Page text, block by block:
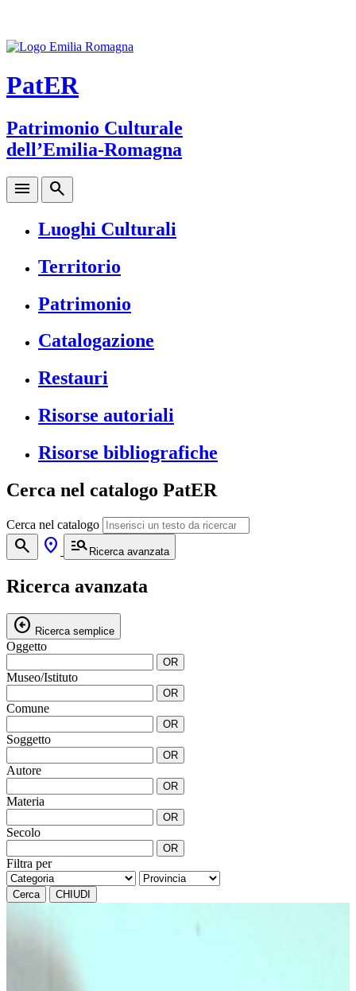
PatER
Patrimonio Culturale
dell’Emilia-Romagna
menu search
Luoghi Culturali
Territorio
Patrimonio
Catalogazione
Restauri
Risorse autoriali
Risorse bibliografiche
Cerca nel catalogo PatER
Cerca nel catalogo
search location_on manage_search Ricerca avanzata
Ricerca avanzata
arrow_circle_left Ricerca semplice
Oggetto
OR
Museo/Istituto
OR
Comune
OR
Soggetto
OR
Autore
OR
Materia
OR
Secolo
OR
Filtra per
Cerca CHIUDI